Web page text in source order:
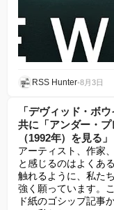
RSS Hunter•8月3日
「デヴィッド・ボ
共に「アンダー・
（1992年）を見る」
アーティスト、作家
と感じるのはよくあ
触れるように、私た
強く願っています。
ド紙のゴシップ記事